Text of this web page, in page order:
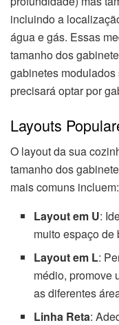
incluindo a
água e gás. Essas
tamanho dos
gabinetes
precisará optar por
Layouts
O layout da sua
tamanho dos
mais comuns incluem:
Layout em U:
muito espaço de
Layout em L:
médio, promove
as diferentes
Linha Reta: